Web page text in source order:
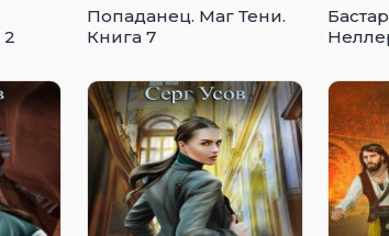
2
Попаданец. Маг Тени.
Книга 7